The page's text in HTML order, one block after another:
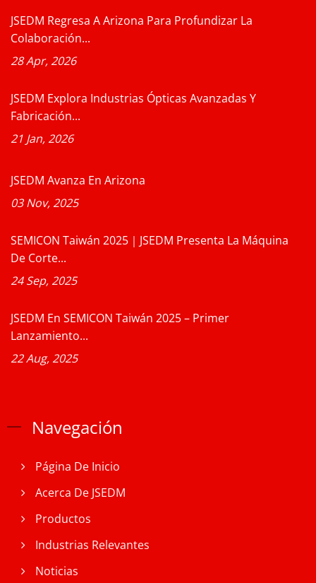
JSEDM Regresa A Arizona Para Profundizar La
Colaboración...
28 Apr, 2026
JSEDM Explora Industrias Ópticas Avanzadas Y
Fabricación...
21 Jan, 2026
JSEDM Avanza En Arizona
03 Nov, 2025
SEMICON Taiwán 2025｜JSEDM Presenta La Máquina
De Corte...
24 Sep, 2025
JSEDM En SEMICON Taiwán 2025 – Primer
Lanzamiento...
22 Aug, 2025
Navegación
Página De Inicio
Acerca De JSEDM
Productos
Industrias Relevantes
Noticias